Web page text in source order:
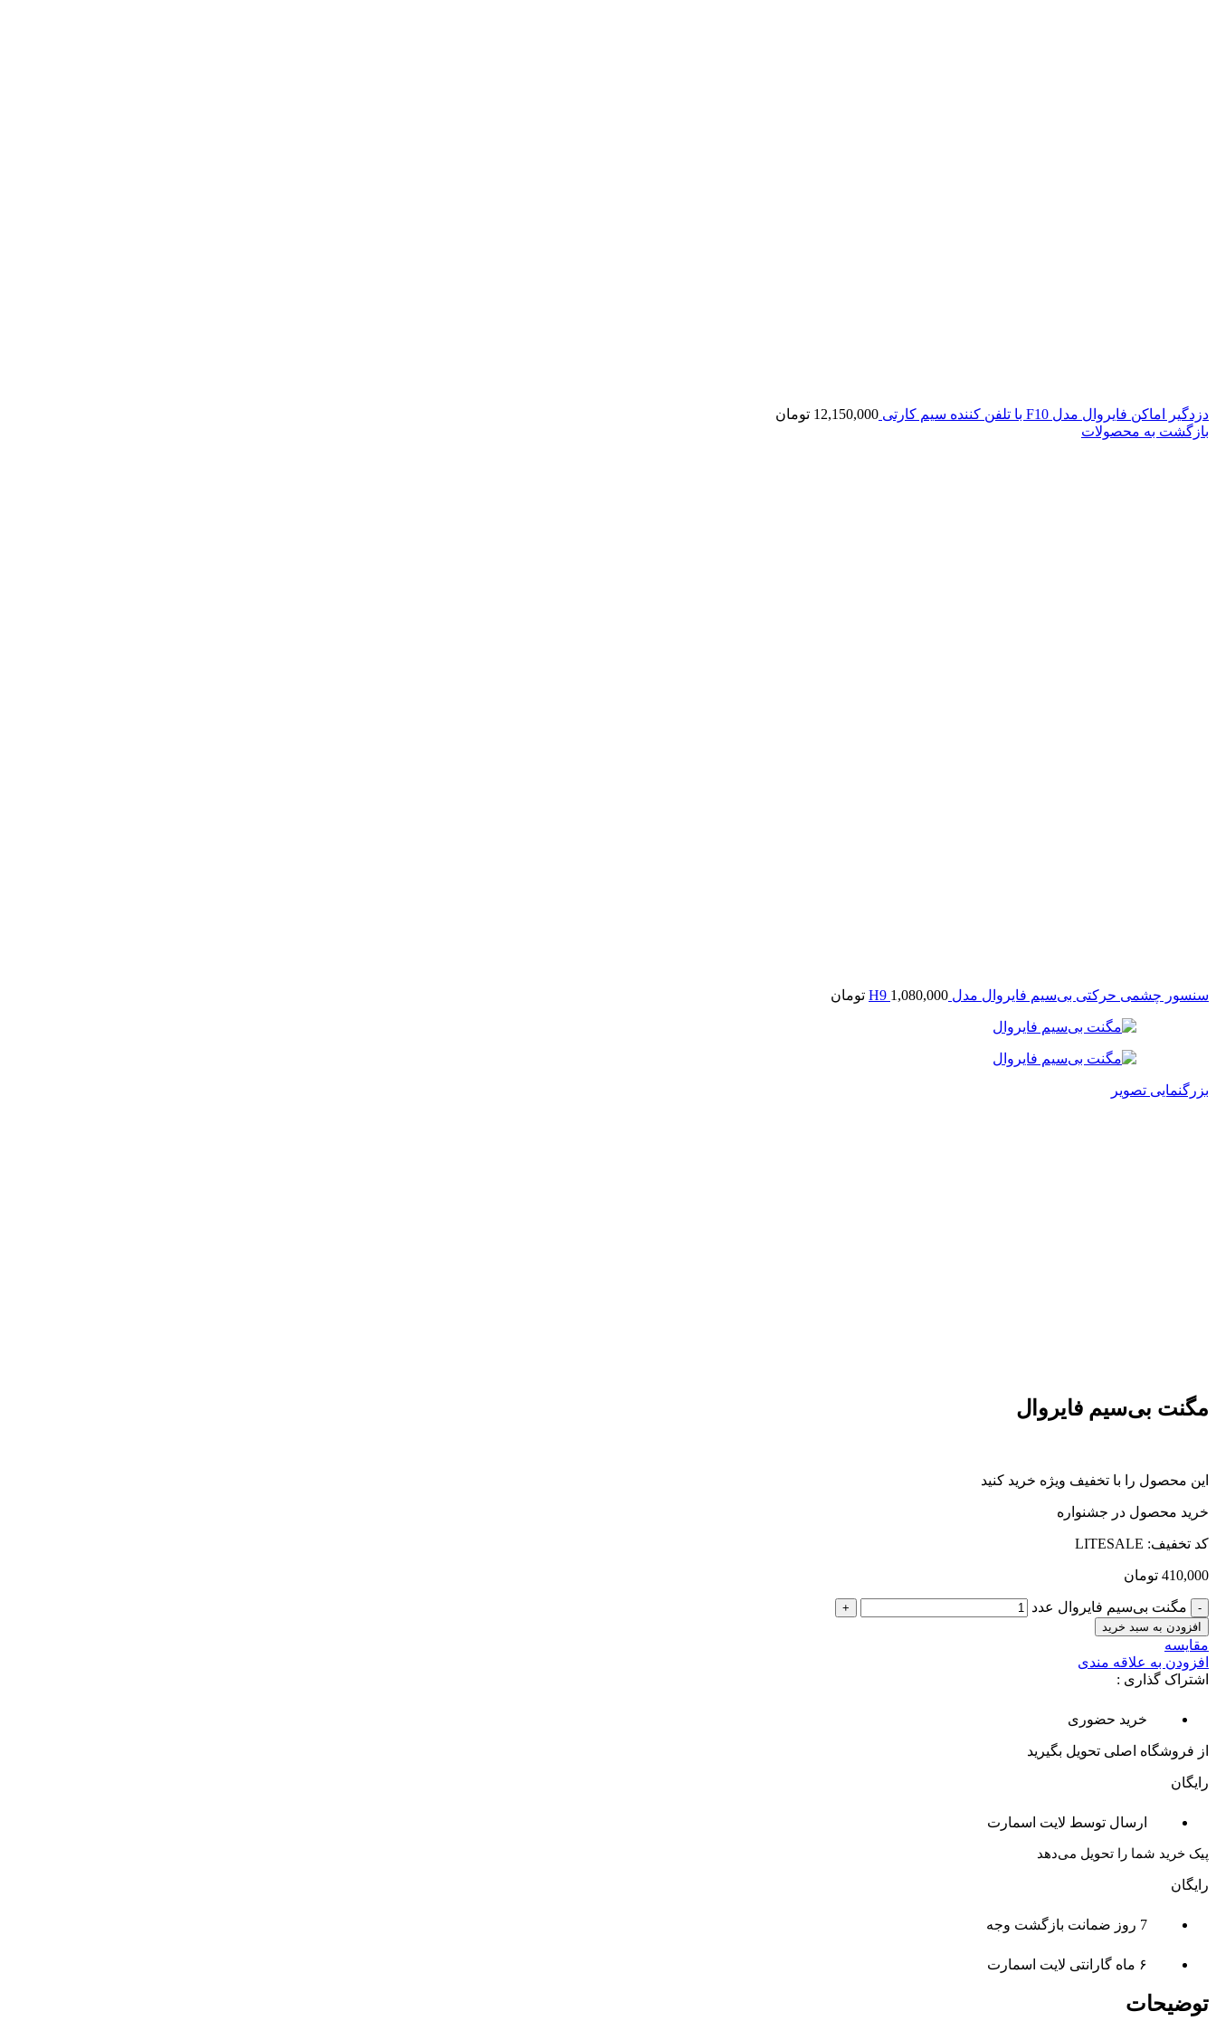
دزدگیر اماکن فایروال مدل F10 با تلفن کننده سیم کارتی 12,150,000 تومان
بازگشت به محصولات
سنسور چشمی حرکتی بی‌سیم فایروال مدل H9 1,080,000 تومان
بزرگنمایی تصویر
مگنت بی‌سیم فایروال
این محصول را با تخفیف ویژه خرید کنید
خرید محصول در جشنواره
کد تخفیف: LITESALE
410,000 تومان
مگنت بی‌سیم فایروال عدد
افزودن به سبد خرید
مقایسه
افزودن به علاقه مندی
اشتراک گذاری :
خرید حضوری
از فروشگاه اصلی تحویل بگیرید
رایگان
ارسال توسط لایت اسمارت
پیک خرید شما را تحویل می‌دهد
رایگان
7 روز ضمانت بازگشت وجه
۶ ماه گارانتی لایت اسمارت
توضیحات